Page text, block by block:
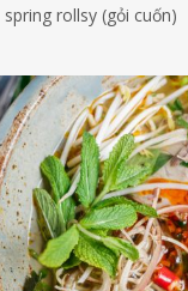
spring rollsy (gỏi cuốn)